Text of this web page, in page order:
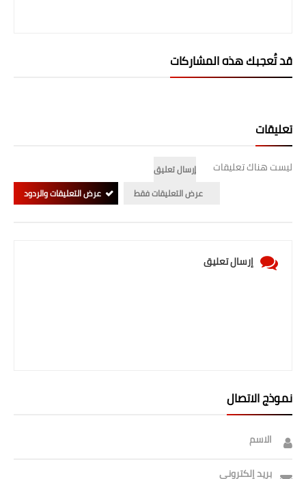
قد تُعجبك هذه المشاركات
تعليقات
ليست هناك تعليقات
إرسال تعليق
عرض التعليقات فقط
عرض التعليقات والردود
إرسال تعليق
نموذج الاتصال
الاسم
بريد إلكتروني